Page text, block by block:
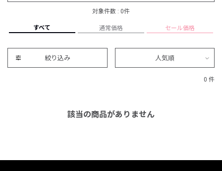
対象件数 : 0件
すべて 通常価格 セール価格
絞り込み 人気順
0 件
該当の商品がありません